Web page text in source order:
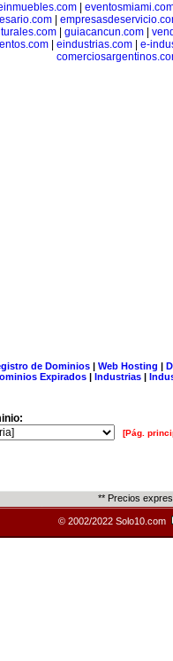
|
|
| guiacancun.com|
eindustrias.com
e-
de Dominios| Web Hosting |
Expirados | Industrias |
[Pág.
** Precios
© 2002/2022 Solo10.com